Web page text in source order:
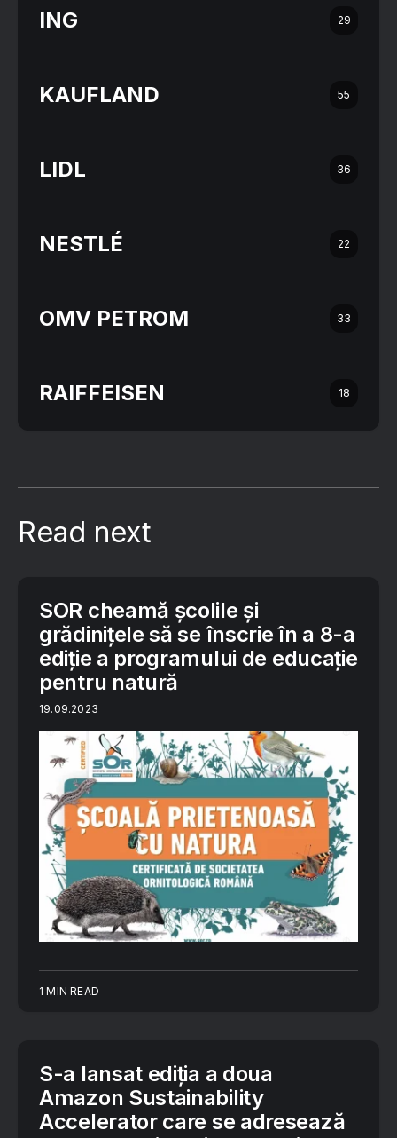
ING 29
KAUFLAND 55
LIDL 36
NESTLÉ 22
OMV PETROM 33
RAIFFEISEN 18
Read next
SOR cheamă școlile și
grădinițele să se înscrie în a 8-a
ediție a programului de educație
pentru natură
19.09.2023
1 MIN READ
S-a lansat ediția a doua
Amazon Sustainability
Accelerator care se adresează